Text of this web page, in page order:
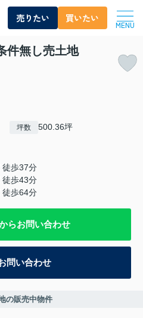
売りたい 買いたい
MENU
無し売土地
坪数 500.36坪
徒歩37分
徒歩43分
徒歩64分
らお問い合わせ
問い合わせ
の販売中物件